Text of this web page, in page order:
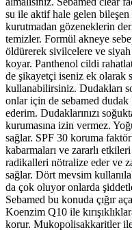
su ile aktif hale gelen
kurutmadan gözeneklerin
temizler. Formül akneye
öldürerek sivilcelere ve
koyar. Panthenol cildi
de şikayetçi iseniz ek olarak
kullanabilirsiniz. Dudakları
onlar için de sebamed
ederim. Dudaklarınızı
kurumasına izin vermez.
sağlar. SPF 30 koruma
kabarmaları ve zararlı
radikalleri nötralize eder ve
sağlar. Dört mevsim
da çok oluyor onlarda
Sebamed bu konuda çığır
Koenzim Q10 ile
korur. Mukopolisakkaritler